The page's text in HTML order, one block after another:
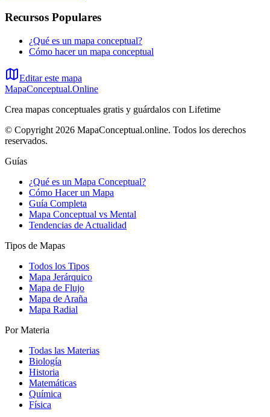
Recursos Populares
¿Qué es un mapa conceptual?
Cómo hacer un mapa conceptual
Editar este mapa
MapaConceptual.Online
Crea mapas conceptuales gratis y guárdalos con Lifetime
© Copyright 2026 MapaConceptual.online. Todos los derechos
reservados.
Guías
¿Qué es un Mapa Conceptual?
Cómo Hacer un Mapa
Guía Completa
Mapa Conceptual vs Mental
Tendencias de Actualidad
Tipos de Mapas
Todos los Tipos
Mapa Jerárquico
Mapa de Flujo
Mapa de Araña
Mapa Radial
Por Materia
Todas las Materias
Biología
Historia
Matemáticas
Química
Física